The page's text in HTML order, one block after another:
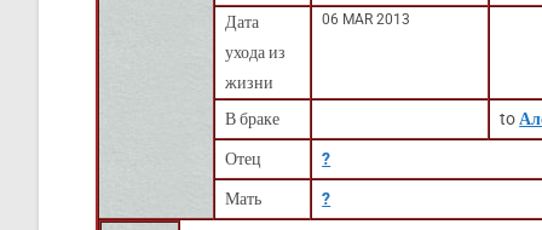
Дата
ухода из
жизни
06 MAR 2013
В браке to
Отец ?
Мать ?